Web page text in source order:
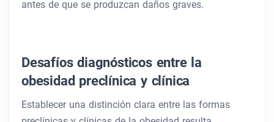
antes de que se produzcan daños graves.
Desafíos diagnósticos entre la
obesidad preclínica y clínica
Establecer una distinción clara entre las formas